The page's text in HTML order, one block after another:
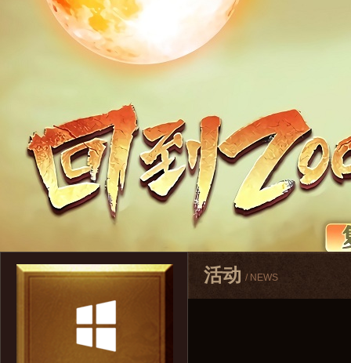
活动 / NEWS